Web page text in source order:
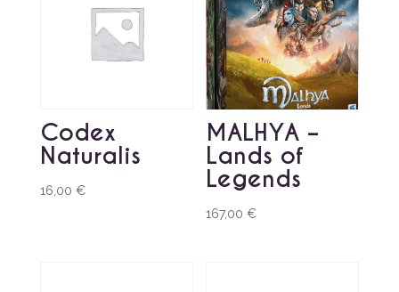
Codex
Naturalis
16,00 €
MALHYA –
Lands of
Legends
167,00€